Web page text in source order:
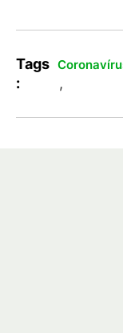
Tags
:
,